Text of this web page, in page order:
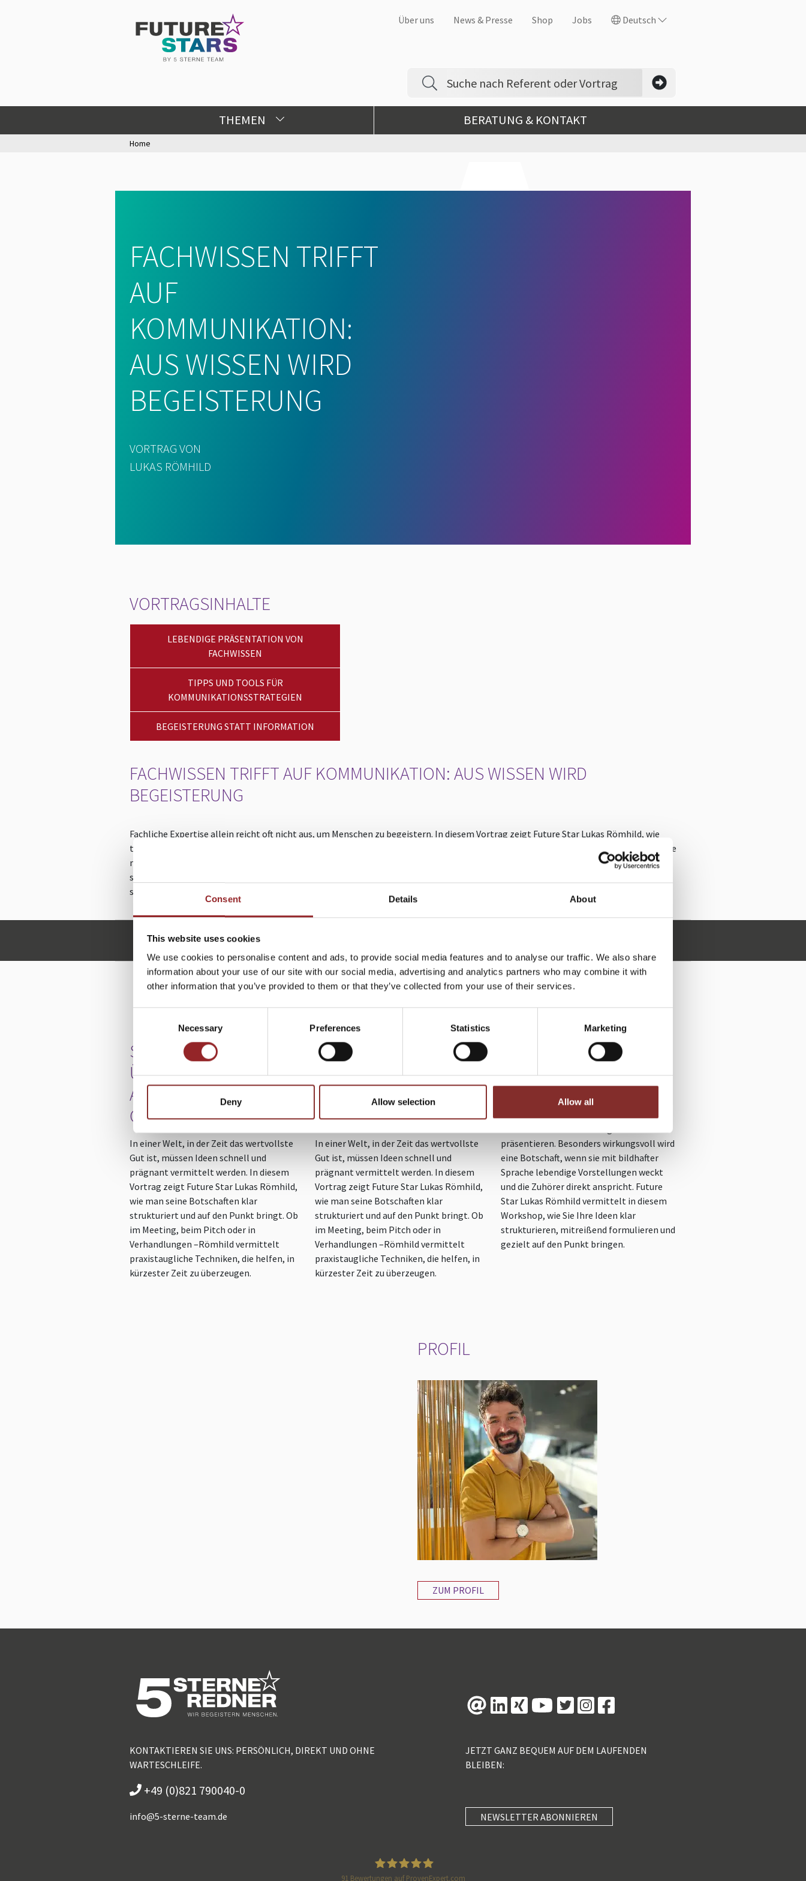
Consent Details About
This website uses cookies
We use cookies to personalise content and ads, to provide social media features and to analyse our traffic. We also share
information about your use of our site with our social media, advertising and analytics partners who may combine it with
other information that you’ve provided to them or that they’ve collected from your use of their services.
Necessary Preferences Statistics Marketing
Deny Allow selection Allow all
Über uns News & Presse Shop Jobs Deutsch
THEMEN BERATUNG & KONTAKT
Home
FACHWISSEN TRIFFT
AUF
KOMMUNIKATION:
AUS WISSEN WIRD
BEGEISTERUNG
VORTRAG VON
LUKAS RÖMHILD
VORTRAGSINHALTE
LEBENDIGE PRÄSENTATION VON
FACHWISSEN
TIPPS UND TOOLS FÜR
KOMMUNIKATIONSSTRATEGIEN
BEGEISTERUNG STATT INFORMATION
FACHWISSEN TRIFFT AUF KOMMUNIKATION: AUS WISSEN WIRD
BEGEISTERUNG
Fachliche Expertise allein reicht oft nicht aus, um Menschen zu begeistern. In diesem Vortrag zeigt Future Star Lukas Römhild, wie
technisches Wissen durch geschickte Kommunikation lebendig und mitreißend präsentiert werden kann. Er vermittelt Techniken, wie
man selbst komplexe Inhalte verständlich und emotional ansprechend transportiert, sodass das Publikum nicht nur informiert,
sondern auch inspiriert wird. Dieser Vortrag richtet sich an Experten und Fachleute, die ihre Inhalte so kommunizieren möchten, dass
sie nachhaltige Begeisterung auslösen – ob vor Kunden, in Teams oder auf Konferenzen.
l.roemhild@future-stars.de
WEITERE VORTRÄGE VON LUKAS RÖMHILD
SCHNELL, PRÄZISE,
ÜBERZEUGEND. IDEEN
AUF DEN PUNKT
GEBRACHT
In einer Welt, in der Zeit das wertvollste
Gut ist, müssen Ideen schnell und
prägnant vermittelt werden. In diesem
Vortrag zeigt Future Star Lukas Römhild,
wie man seine Botschaften klar
strukturiert und auf den Punkt bringt. Ob
im Meeting, beim Pitch oder in
Verhandlungen –Römhild vermittelt
praxistaugliche Techniken, die helfen, in
kürzester Zeit zu überzeugen.
VON STANDARD ZU
SPANNEND:
BOTSCHAFTEN, DIE
WIRKEN
In einer Welt, in der Zeit das wertvollste
Gut ist, müssen Ideen schnell und
prägnant vermittelt werden. In diesem
Vortrag zeigt Future Star Lukas Römhild,
wie man seine Botschaften klar
strukturiert und auf den Punkt bringt. Ob
im Meeting, beim Pitch oder in
Verhandlungen –Römhild vermittelt
praxistaugliche Techniken, die helfen, in
kürzester Zeit zu überzeugen.
WORKSHOP
KOMMUNIKATION
In einer Welt, in der der erste Eindruck
zählt, kommt es darauf an, Ideen präzise,
präsentieren. Besonders wirkungsvoll wird
eine Botschaft, wenn sie mit bildhafter
Sprache lebendige Vorstellungen weckt
und die Zuhörer direkt anspricht. Future
Star Lukas Römhild vermittelt in diesem
Workshop, wie Sie Ihre Ideen klar
strukturieren, mitreißend formulieren und
gezielt auf den Punkt bringen.
PROFIL
ZUM PROFIL
KONTAKTIEREN SIE UNS: PERSÖNLICH, DIREKT UND OHNE
WARTESCHLEIFE.
+49 (0)821 790040-0
info@5-sterne-team.de
JETZT GANZ BEQUEM AUF DEM LAUFENDEN
BLEIBEN:
NEWSLETTER ABONNIEREN
91 Bewertungen auf ProvenExpert.com